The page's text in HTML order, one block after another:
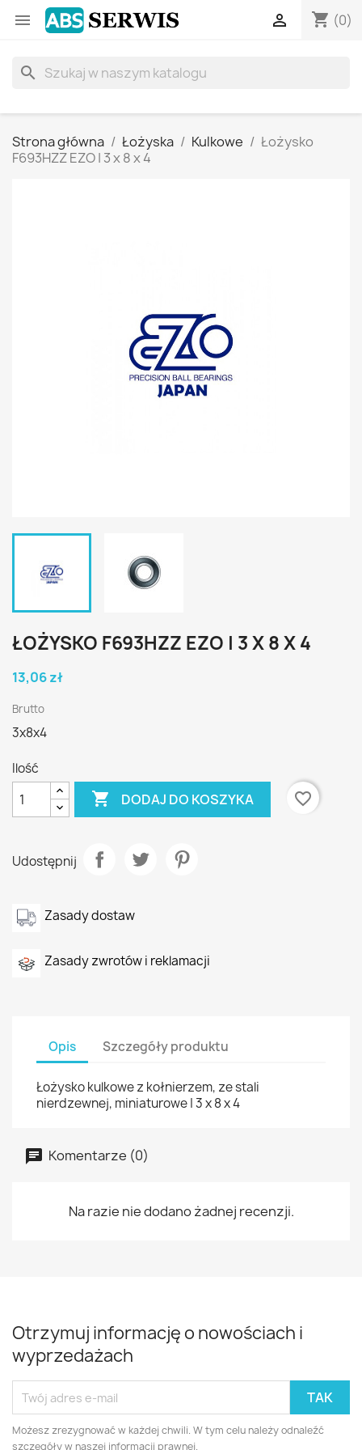
 shopping_cart (0)

search
Strona główna Łożyska Kulkowe
Łożysko
F693HZZ EZO | 3 x 8 x 4
ŁOŻYSKO F693HZZ EZO | 3 X 8 X 4
13,06 zł
Brutto
3x8x4
Ilość
 DODAJ DO KOSZYKA favorite_border
Udostępnij
Zasady dostaw
Zasady zwrotów i reklamacji
Opis Szczegóły produktu
Łożysko kulkowe z kołnierzem, ze stali
nierdzewnej, miniaturowe | 3 x 8 x 4
Komentarze (0)
Na razie nie dodano żadnej recenzji.
Otrzymuj informację o nowościach i
wyprzedażach
Możesz zrezygnować w każdej chwili. W tym celu należy odnaleźć
szczegóły w naszej informacji prawnej.